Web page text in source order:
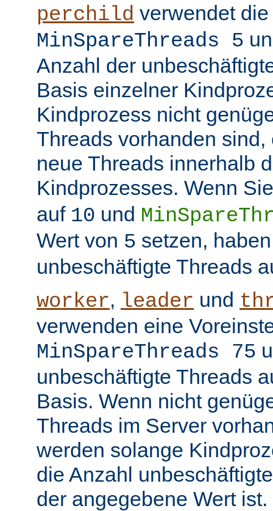
perchild verwendet
MinSpareThreads 5
Anzahl der
Basis einzelner
Kindprozess nicht
Threads vorhanden
neue Threads innerhalb
Kindprozesses. Wenn
auf 10 und
Wert von 5 setzen,
unbeschäftigte Threads
worker, leader und
verwenden eine
MinSpareThreads 75
unbeschäftigte Threads
Basis. Wenn nicht
Threads im Server
werden solange
die Anzahl
der angegebene Wert ist.